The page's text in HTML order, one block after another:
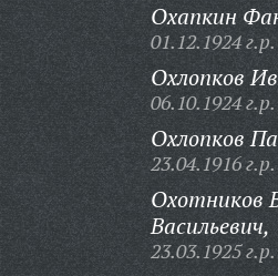
Охапкин
01.12.1924 г.р.
Охлопков
06.10.1924 г.р.
Охлопков
23.04.1916 г.р.
Охотников
Васильевич,
23.03.1925 г.р.